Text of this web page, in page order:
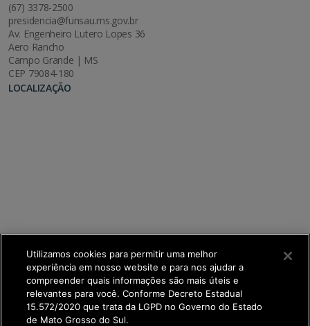
(67) 3378-2500
presidencia@funsau.ms.gov.br
Av. Engenheiro Lutero Lopes 36
Aero Rancho
Campo Grande | MS
CEP 79084-180
LOCALIZAÇÃO
Utilizamos cookies para permitir uma melhor
experiência em nosso website e para nos ajudar a
compreender quais informações são mais úteis e
relevantes para você. Conforme Decreto Estadual
15.572/2020 que trata da LGPD no Governo do Estado
de Mato Grosso do Sul.